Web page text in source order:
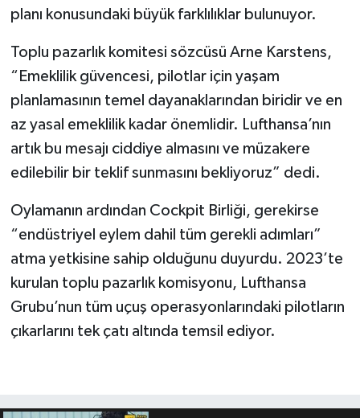
planı konusundaki büyük farklılıklar bulunuyor.
Toplu pazarlık komitesi sözcüsü Arne Karstens,
“Emeklilik güvencesi, pilotlar için yaşam
planlamasının temel dayanaklarından biridir ve en
az yasal emeklilik kadar önemlidir. Lufthansa’nın
artık bu mesajı ciddiye almasını ve müzakere
edilebilir bir teklif sunmasını bekliyoruz” dedi.
Oylamanın ardından Cockpit Birliği, gerekirse
“endüstriyel eylem dahil tüm gerekli adımları”
atma yetkisine sahip olduğunu duyurdu. 2023’te
kurulan toplu pazarlık komisyonu, Lufthansa
Grubu’nun tüm uçuş operasyonlarındaki pilotların
çıkarlarını tek çatı altında temsil ediyor.